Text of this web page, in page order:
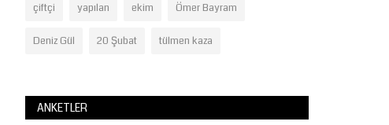
çiftçi yapılan ekim Ömer Bayram
Deniz Gül 20 Şubat tülmen kaza
ANKETLER